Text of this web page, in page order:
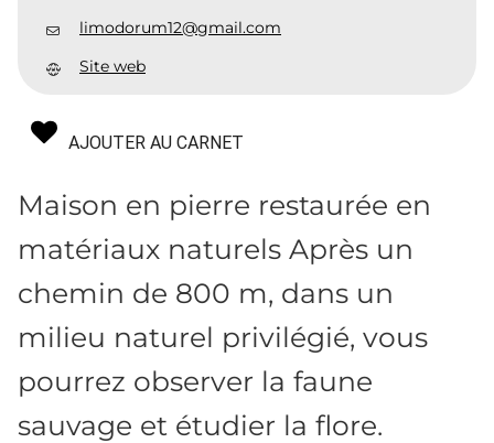
limodorum12@gmail.com
Site web
AJOUTER AU CARNET
Maison en pierre restaurée en
matériaux naturels Après un
chemin de 800 m, dans un
milieu naturel privilégié, vous
pourrez observer la faune
sauvage et étudier la flore.